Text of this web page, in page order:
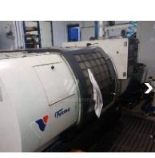
›